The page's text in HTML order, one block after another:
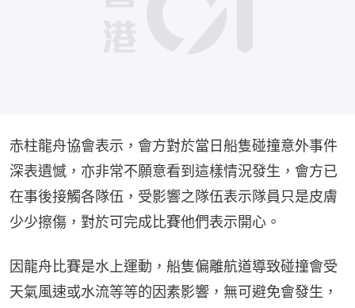
赤柱龍舟協會表示，會方對於當日船隻碰撞意外事件
深表遺憾，亦非常不願意看到這樣情況發生，會方已
在事後接觸各隊伍，受影響之隊伍表示隊員只是皮膚
少少擦傷，對於可完成比賽他們表示開心。
因龍舟比賽是水上運動，船隻偏離航道導致碰撞會受
天氣風速或水流等等的因素影響，無可避免會發生，